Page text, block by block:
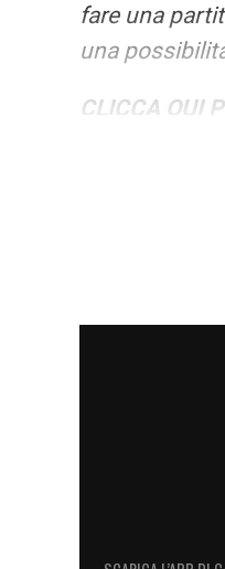
fare una
una
CLICCA QUI